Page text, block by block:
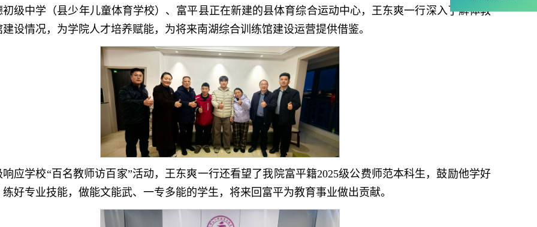
初级中学（县少年儿童体育学校）、富平县正在新建的县体育综合运动中心，王东爽一行深入了解体教
设情况，为学院人才培养赋能，为将来南湖综合训练馆建设运营提供借鉴。
响应学校“百名教师访百家”活动，王东爽一行还看望了我院富平籍2025级公费师范本科生，鼓励他学好
好专业技能，做能文能武、一专多能的学生，将来回富平为教育事业做出贡献。